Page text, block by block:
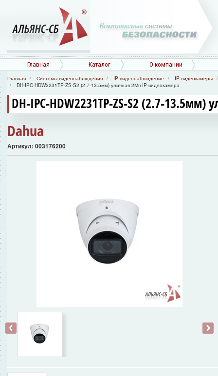
Главная Каталог О компании
Главная Системы видеонаблюдения IP видеонаблюдение
IP видеокамеры
DH-IPC-HDW2231TP-ZS-S2 (2.7-13.5мм) уличная 2Мп IP-видеокамера
DH-IPC-HDW2231TP-ZS-S2 (2.7-
Dahua
Артикул: 003176200
‹ ›